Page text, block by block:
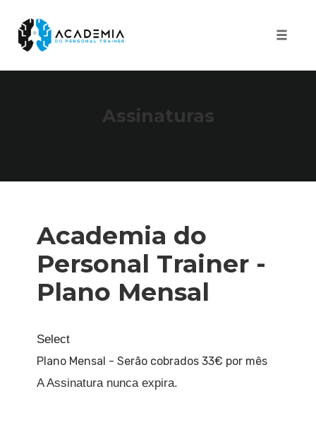
Assinaturas
Academia do
Personal Trainer -
Plano Mensal
Select
Plano Mensal - Serão cobrados 33€ por mês
A Assinatura nunca expira.